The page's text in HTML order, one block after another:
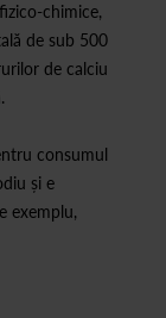
chimice,
de sub 500
de calciu
consumul
și e
exemplu,